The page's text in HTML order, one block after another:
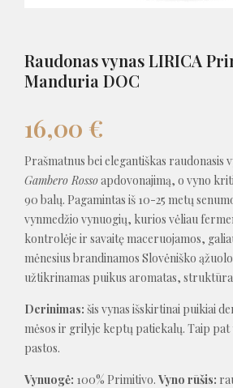
Raudonas vynas LIRICA
Manduria DOC
16,00 €
Prašmatnus bei elegantiškas raudonasis
Gambero Rossoapdovonajimą, o vyno
90 balų. Pagamintas iš 10-25 metų
vynmedžio vynuogių, kurios vėliau
kontrolėje ir savaitę maceruojamos,
mėnesius brandinamos Slovėniško
užtikrinamas puikus aromatas,
Derinimas: šis vynas išskirtinai puikiai
mėsos ir grilyje keptų patiekalų. Taip
pastos.
Vynuogė: 100% Primitivo. Vyno rūšis: